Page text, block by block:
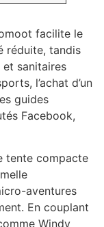
facilite le
réduite, tandis
et sanitaires
l’achat d’un
guides
Facebook,
tente compacte
aventures
En couplant
Windy